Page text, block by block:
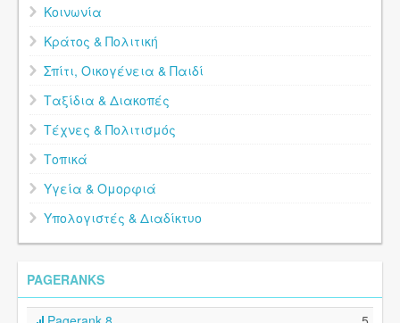
Κοινωνία
Κράτος & Πολιτική
Σπίτι, Οικογένεια & Παιδί
Ταξίδια & Διακοπές
Τέχνες & Πολιτισμός
Τοπικά
Υγεία & Ομορφιά
Υπολογιστές & Διαδίκτυο
PAGERANKS